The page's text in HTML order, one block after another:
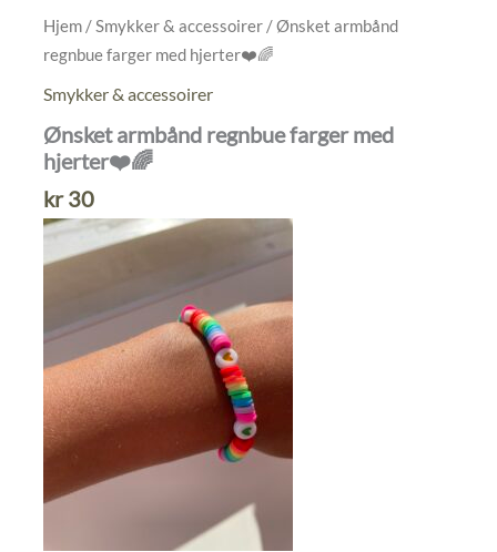
Hjem /Smykker & accessoirer / Ønsket armbånd
regnbue farger med hjerter❤️🌈
Smykker & accessoirer
Ønsket armbånd regnbue farger med
hjerter❤️🌈
kr30